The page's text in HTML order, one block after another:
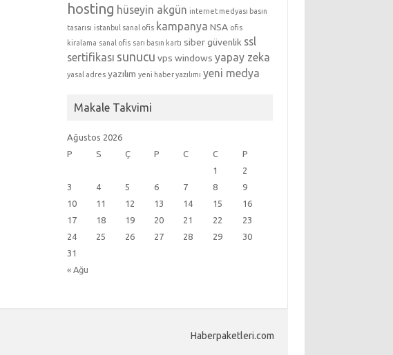
hosting hüseyin akgün internet medyası basın
tasarısı istanbul sanal ofis kampanya NSA ofis
kiralama sanal ofis sarı basın kartı siber güvenlik ssl
sertifikası sunucu vps windows yapay zeka
yasal adres yazılım yeni haber yazılımı yeni medya
Makale Takvimi
Ağustos 2026
P
S Ç P C C P
« Ağu
1
2
3
4 5 6 7 8
9
10
11 12 13 14 15
16
17
18 19 20 21 22
23
24
25 26 27 28 29
30
31
Haberpaketleri.com